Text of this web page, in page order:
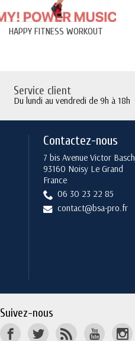
HAPPY FITNESS WORKOUT
Service client
Du lundi au vendredi de 9h à 18h
Contactez-nous
7 bis Avenue Victor Basch
93160 Noisy Le Grand
France
06 30 23 22 85
contact@bsa-pro.fr
Suivez-nous